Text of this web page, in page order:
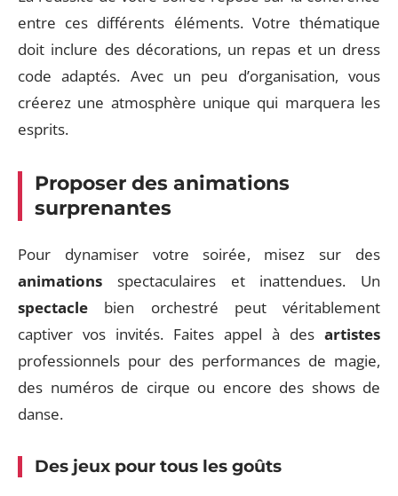
entre ces différents éléments. Votre thématique
doit inclure des décorations, un repas et un dress
code adaptés. Avec un peu d’organisation, vous
créerez une atmosphère unique qui marquera les
esprits.
Proposer des animations
surprenantes
Pour dynamiser votre soirée, misez sur des
animations spectaculaires et inattendues. Un
spectacle bien orchestré peut véritablement
captiver vos invités. Faites appel à des artistes
professionnels pour des performances de magie,
des numéros de cirque ou encore des shows de
danse.
Des jeux pour tous les goûts